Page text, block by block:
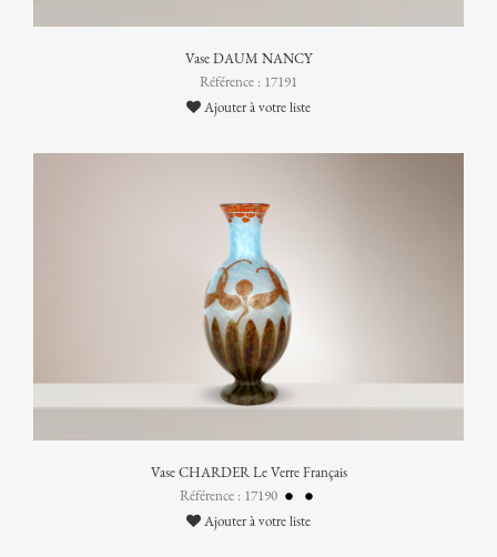
Vase DAUM NANCY
Référence : 17191
Ajouter à votre liste
Vase CHARDER Le Verre Français
Référence : 17190
Ajouter à votre liste